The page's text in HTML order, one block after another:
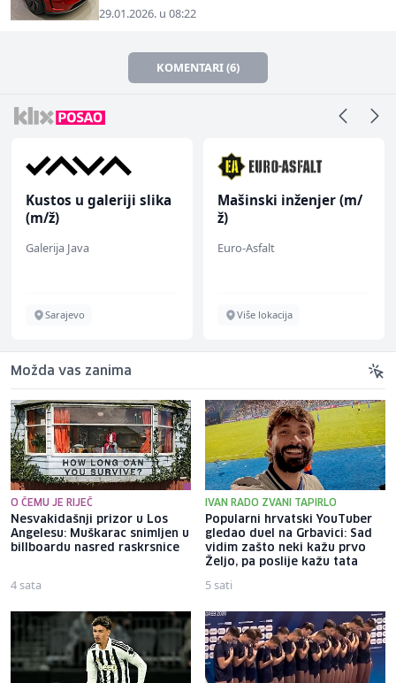
29.01.2026. u 08:22
KOMENTARI (6)
Kustos u galeriji slika
(m/ž)
Galerija Java
Sarajevo
Mašinski inženjer (m/
ž)
Euro-Asfalt
Više lokacija
Možda vas zanima
O ČEMU JE RIJEČ
Nesvakidašnji prizor u Los
Angelesu: Muškarac snimljen u
billboardu nasred raskrsnice
4 sata
IVAN RADO ZVANI TAPIRLO
Popularni hrvatski YouTuber
gledao duel na Grbavici: Sad
vidim zašto neki kažu prvo
Željo, pa poslije kažu tata
5 sati